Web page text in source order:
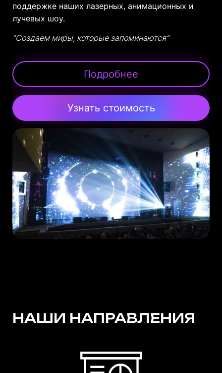
поддержке наших лазерных, анимационных и
лучевых шоу.
“Создаем миры, которые запоминаются”
Подробнее
Узнать стоимость
НАШИ НАПРАВЛЕНИЯ